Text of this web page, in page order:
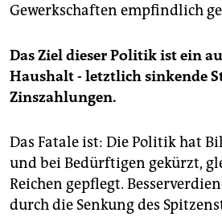
Gewerkschaften empfindlich
Das Ziel dieser Politik ist ein
Haushalt - letztlich sinkende
Zinszahlungen.
Das Fatale ist: Die Politik hat
und bei Bedürftigen gekürzt,
Reichen gepflegt.
durch die Senkung des